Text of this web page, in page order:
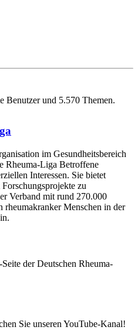
Benutzer und 5.570 Themen.
im Gesundheitsbereich
Rheuma-Liga Betroffene
Interessen. Sie bietet
zu
Verband mit rund 270.000
Menschen in der
der Deutschen Rheuma-
Sie unseren YouTube-Kanal!